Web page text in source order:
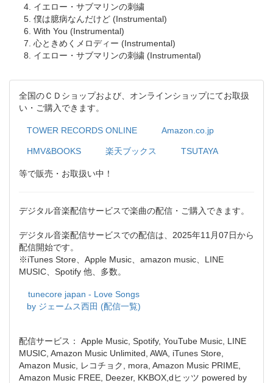
イエロー・サブマリンの刺繍
僕は臆病なんだけど (Instrumental)
With You (Instrumental)
心ときめくメロディー (Instrumental)
イエロー・サブマリンの刺繍 (Instrumental)
全国のＣＤショップおよび、オンラインショップにてお取扱
い・ご購入できます。
TOWER RECORDS ONLINE Amazon.co.jp
HMV&BOOKS 楽天ブックス TSUTAYA
等で販売・お取扱い中！
デジタル音楽配信サービスで楽曲の配信・ご購入できます。
デジタル音楽配信サービスでの配信は、2025年11月07日から
配信開始です。
※iTunes Store、Apple Music、amazon music、LINE
MUSIC、Spotify 他、多数。
tunecore japan - Love Songs
by ジェームス西田 (配信一覧)
配信サービス： Apple Music, Spotify, YouTube Music, LINE
MUSIC, Amazon Music Unlimited, AWA, iTunes Store,
Amazon Music, レコチョク, mora, Amazon Music PRIME,
Amazon Music FREE, Deezer, KKBOX,dヒッツ powered by